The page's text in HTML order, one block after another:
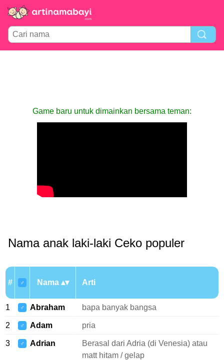
Game baru untuk dimainkan bersama teman:
Nama anak laki-laki Ceko populer
# ♂ Nama Arti
1 ♂ Abraham bapa banyak bangsa
2 ♂ Adam pria
3 ♂ Adrian
Berasal dari Adria (di Venesia) atau
matt hitam / gelap